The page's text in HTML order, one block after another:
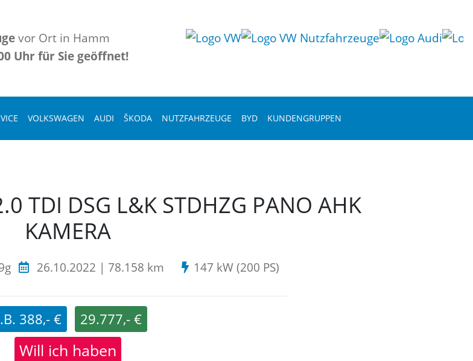
vor Ort in Hamm
Uhr für Sie geöffnet!
VOLKSWAGEN AUDI ŠKODA NUTZFAHRZEUGE BYD KUNDENGRUPPEN
TDI DSG L&K STDHZG PANO AHK
KAMERA
26.10.2022 | 78.158 km 147 kW (200 PS)
388,- € 29.777,- €
Will ich haben